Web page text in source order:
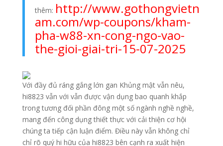
thêm: http://www.gothongvietn
am.com/wp-coupons/kham-
pha-w88-xn-cong-ngo-vao-
the-gioi-giai-tri-15-07-2025
Với đầy đủ ráng gắng lớn gan Khủng mật vẫn nêu,
hi8823 vẫn với vẫn được vận dụng bao quanh khắp
trong tương đối phần đông một số ngành nghề nghề,
mang đến công dụng thiết thực với cải thiện cơ hội
chúng ta tiếp cận luận điểm. Điều này vẫn không chỉ
chỉ rõ quý hi hữu của hi8823 bên cạnh ra xuất hiện